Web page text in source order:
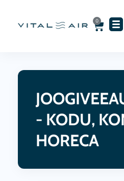
0
Cart
- KODU,
HORECA